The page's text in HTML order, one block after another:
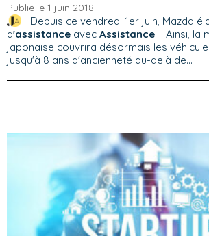
Publié le 1 juin 2018
Depuis ce vendredi 1er juin, Mazda
d'assistance avec Assistance+. Ainsi, la
japonaise couvrira désormais les
jusqu'à 8 ans d'ancienneté au-delà de...